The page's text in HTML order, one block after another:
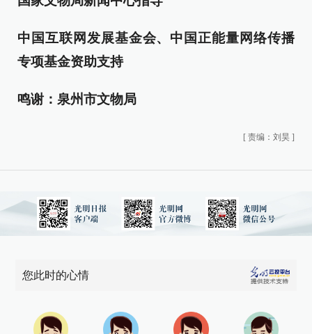
中国互联网发展基金会、中国正能量网络传播
专项基金资助支持
鸣谢：泉州市文物局
[ 责编：刘昊 ]
您此时的心情